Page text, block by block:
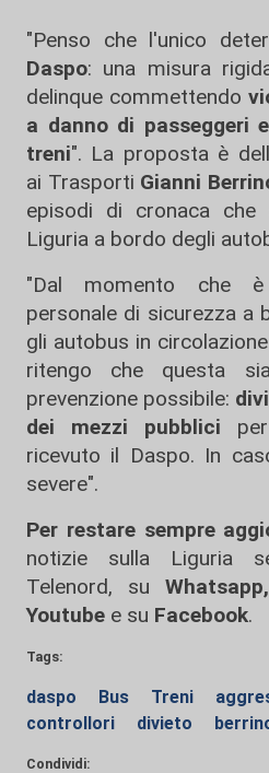
"Penso che l'unico
Daspo: una misura
delinque commettendo
a danno di passeggeri
treni". La proposta è
ai Trasporti Gianni
episodi di cronaca
Liguria a bordo degli
"Dal momento che è
personale di sicurezza
gli autobus in
ritengo che questa
prevenzione possibile:
dei mezzi pubblici
ricevuto il Daspo. In
severe".
Per restare sempre
notizie sulla Liguria
Telenord, su
Whatsapp,
Youtube e su Facebook.
Tags:
daspo Bus Treni
controllori
divieto
Condividi: